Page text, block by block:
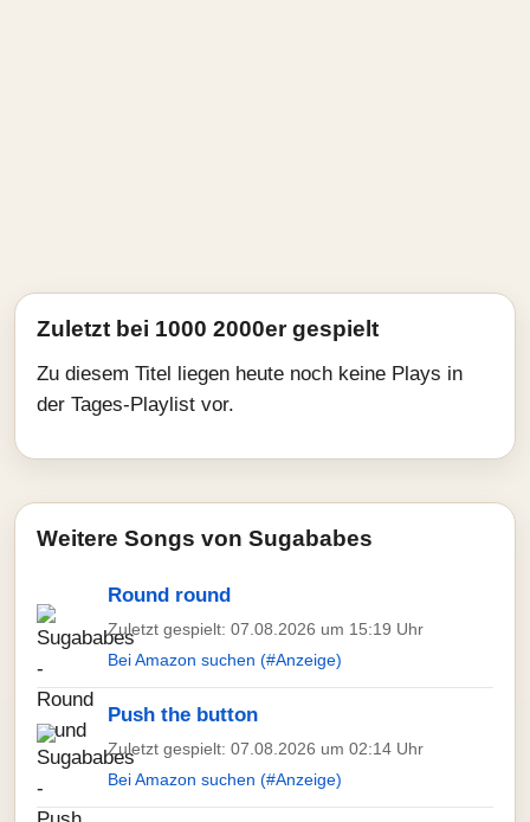
Zuletzt bei 1000 2000er gespielt
Zu diesem Titel liegen heute noch keine Plays in
der Tages-Playlist vor.
Weitere Songs von Sugababes
Round round
Zuletzt gespielt: 07.08.2026 um 15:19 Uhr
Bei Amazon suchen (#Anzeige)
Push the button
Zuletzt gespielt: 07.08.2026 um 02:14 Uhr
Bei Amazon suchen (#Anzeige)